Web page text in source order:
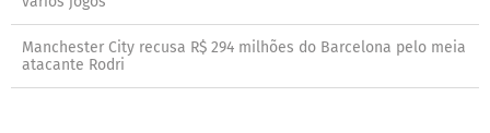
Manchester City recusa R$ 294 milhões do Barcelona pelo meia
atacante Rodri